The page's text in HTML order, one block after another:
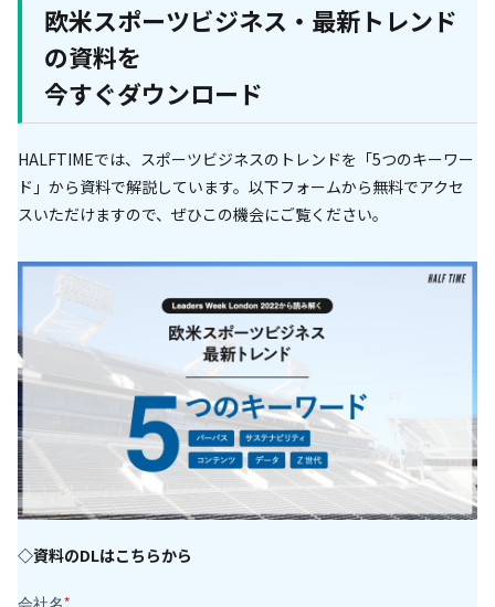
欧米スポーツビジネス・最新トレンド
の資料を
今すぐダウンロード
HALFTIMEでは、スポーツビジネスのトレンドを「5つのキーワー
ド」から資料で解説しています。以下フォームから無料でアクセ
スいただけますので、ぜひこの機会にご覧ください。
◇資料のDLはこちらから